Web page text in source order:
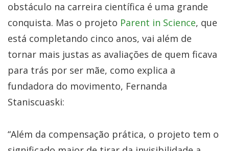
obstáculo na carreira científica é uma grande
conquista. Mas o projeto Parent in Science, que
está completando cinco anos, vai além de
tornar mais justas as avaliações de quem ficava
para trás por ser mãe, como explica a
fundadora do movimento, Fernanda
Staniscuaski:
“Além da compensação prática, o projeto tem o